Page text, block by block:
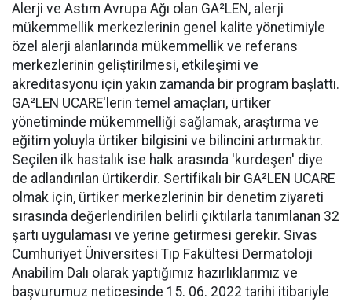
Alerji ve Astım Avrupa Ağı olan GA²LEN, alerji
mükemmellik merkezlerinin genel kalite yönetimiyle
özel alerji alanlarında mükemmellik ve referans
merkezlerinin geliştirilmesi, etkileşimi ve
akreditasyonu için yakın zamanda bir program başlattı.
GA²LEN UCARE'lerin temel amaçları, ürtiker
yönetiminde mükemmelliği sağlamak, araştırma ve
eğitim yoluyla ürtiker bilgisini ve bilincini artırmaktır.
Seçilen ilk hastalık ise halk arasında 'kurdeşen' diye
de adlandırılan ürtikerdir. Sertifikalı bir GA²LEN UCARE
olmak için, ürtiker merkezlerinin bir denetim ziyareti
sırasında değerlendirilen belirli çıktılarla tanımlanan 32
şartı uygulaması ve yerine getirmesi gerekir. Sivas
Cumhuriyet Üniversitesi Tıp Fakültesi Dermatoloji
Anabilim Dalı olarak yaptığımız hazırlıklarımız ve
başvurumuz neticesinde 15. 06. 2022 tarihi itibariyle